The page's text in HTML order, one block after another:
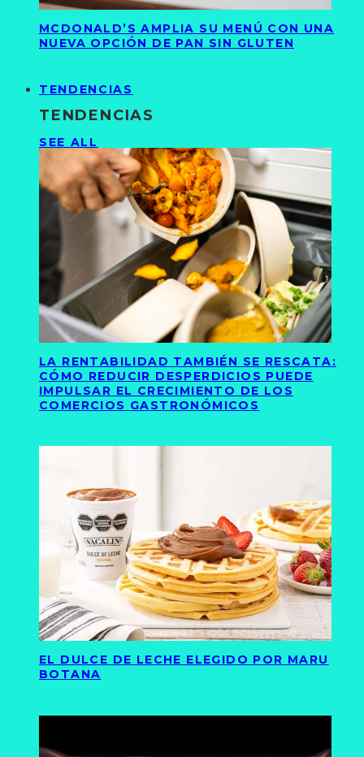
MCDONALD’S AMPLIA SU MENÚ CON UNA
NUEVA OPCIÓN DE PAN SIN GLUTEN
TENDENCIAS
TENDENCIAS
SEE ALL
LA RENTABILIDAD TAMBIÉN SE RESCATA:
CÓMO REDUCIR DESPERDICIOS PUEDE
IMPULSAR EL CRECIMIENTO DE LOS
COMERCIOS GASTRONÓMICOS
EL DULCE DE LECHE ELEGIDO POR MARU
BOTANA